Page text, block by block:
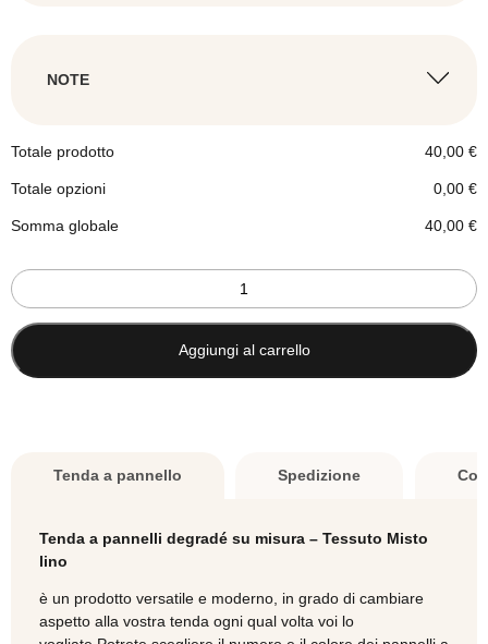
NOTE
Totale prodotto 40,00€
Totale opzioni 0,00€
Somma globale 40,00€
Tenda
a
pannelli
colori
naturali
Tessuto
LINO
quantità
Aggiungi al carrello
Tenda a pannello Spedizione
Tenda a pannelli degradé su misura – Tessuto Misto
lino
è un prodotto versatile e moderno, in grado di cambiare
aspetto alla vostra tenda ogni qual volta voi lo